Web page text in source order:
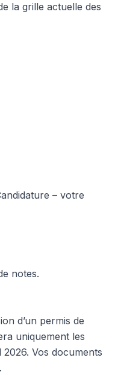
la grille actuelle des
– votre
notes.
d’un permis de
uniquement les
Vos documents